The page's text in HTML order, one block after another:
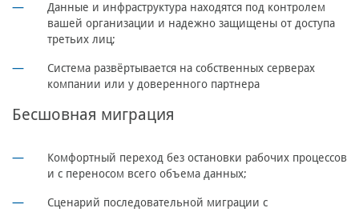
Данные и инфраструктура находятся под контролем
вашей организации и надежно защищены от доступа
третьих лиц;
Система развёртывается на собственных серверах
компании или у доверенного партнера
Бесшовная миграция
Комфортный переход без остановки рабочих процессов
и с переносом всего объема данных;
Сценарий последовательной миграции с